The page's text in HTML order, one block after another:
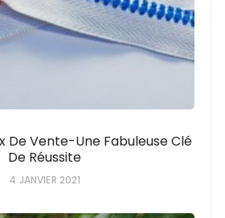
De Vente-Une Fabuleuse Clé
De Réussite
4 JANVIER 2021